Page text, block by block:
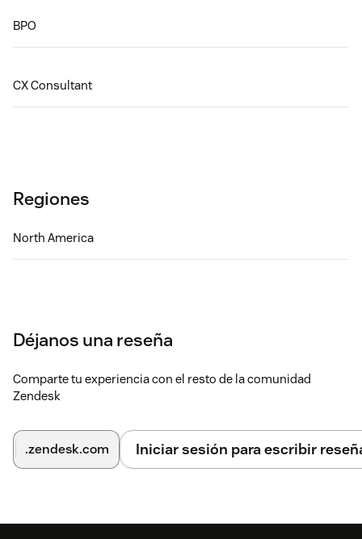
BPO
CX Consultant
Regiones
North America
Déjanos una reseña
Comparte tu experiencia con el resto de la comunidad
Zendesk
.zendesk.com Iniciar sesión para escribir